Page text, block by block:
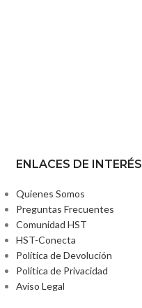
ENLACES DE INTERÉS
Quienes Somos
Preguntas Frecuentes
Comunidad HST
HST-Conecta
Política de Devolución
Política de Privacidad
Aviso Legal